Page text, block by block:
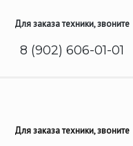
Для заказа техники, звоните
8 (902) 606-01-01
Для заказа техники, звоните